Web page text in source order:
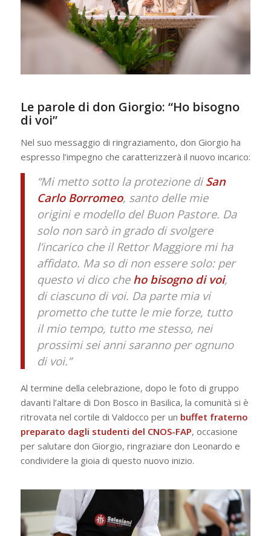
Le parole di don Giorgio: “Ho bisogno
di voi”
Nel suo messaggio di ringraziamento, don Giorgio ha
espresso l’impegno che caratterizzerà il nuovo incarico:
“Mi metto sotto la protezione diSan
Carlo Borromeo, santo delle mie
origini e modello del Buon Pastore. Da
solo non sarò in grado di svolgere
l’incarico che il Rettor Maggiore mi ha
affidato. Ma so di non essere solo: per
questo vi dico che ho bisogno di voi,
di ciascuno di voi. Da parte mia vi
prometto che tutte le mie forze, tutto
il mio tempo, tutto me stesso, nei
prossimi sei anni saranno per ognuno
di voi.”
Al termine della celebrazione, dopo le foto di gruppo
davanti l’altare di Don Bosco in Basilica, la comunità si è
ritrovata nel cortile di Valdocco per un buffet fraterno
preparato dagli studenti del CNOS-FAP, occasione
per salutare don Giorgio, ringraziare don Leonardo e
condividere la gioia di questo nuovo inizio.